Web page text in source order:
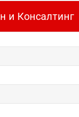
и Консалтинг